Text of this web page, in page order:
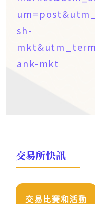
sh-
ank-mkt
交易所快訊
交易比賽和活動